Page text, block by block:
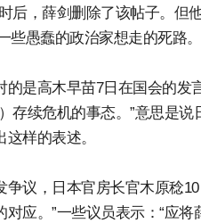
后，薛剑删除了该帖子。但
些愚蠢的政治家想走的死路
的是高木早苗7日在国会的
存续危机的事态。”意思是
样的表述。
争议，日本官房长官木原稔
应。”一些议员表示：“应